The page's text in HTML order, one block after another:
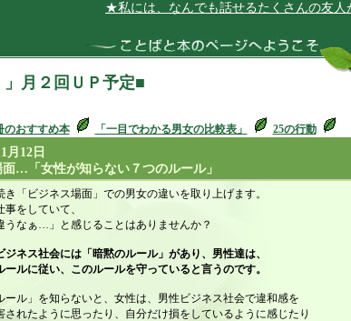
★私には、なんでも話せるたくさんの友人がいます★
月２回ＵＰ予定■
のおすすめ本 「一目でわかる男女の比較表」
25の行動
12日
面…「女性が知らない７つのルール」
き「ビジネス場面」での男女の違いを取り上げます。
をしていて、
うなぁ…」と感じることはありませんか？
ジネス社会には「暗黙のルール」があり、男性達は、
ールに従い、このルールを守っていると言うのです。
ール」を知らないと、女性は、男性ビジネス社会で違和感を
されたように思ったり、自分だけ損をしているように感じたり